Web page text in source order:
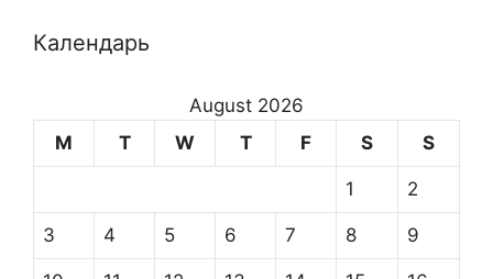
Календарь
August 2026
M
T W T F S S
1 2
3 4 5 6 7 8 9